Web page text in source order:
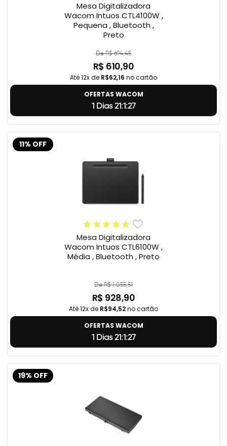
Mesa Digitalizadora
Wacom Intuos CTL4100W ,
Pequena , Bluetooth ,
Preto
De R$ 694,45
R$ 610,90
Até 12x de R$62,16 no cartão
OFERTAS WACOM
1 Dias 21:1:26
11% OFF
Mesa Digitalizadora
Wacom Intuos CTL6100W ,
Média , Bluetooth , Preto
De R$ 1.055,51
R$ 928,90
Até 12x de R$94,52no cartão
OFERTAS WACOM
1 Dias 21:1:26
19% OFF